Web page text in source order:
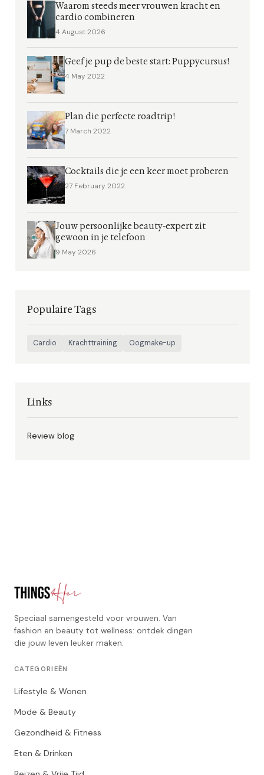
Waarom steeds meer vrouwen kracht en
cardio combineren
4 August 2026
Geef je pup de beste start: Puppycursus!
4 May 2022
Plan die perfecte roadtrip!
7 March 2022
Cocktails die je een keer moet proberen
27 February 2022
Jouw persoonlijke beauty-expert zit
gewoon in je telefoon
9 May 2026
Populaire Tags
Cardio Krachttraining Oogmake-up
Links
Review blog
Speciaal samengesteld voor vrouwen. Van
fashion en beauty tot wellness: ontdek dingen
die jouw leven leuker maken.
CATEGORIEËN
Lifestyle & Wonen
Mode & Beauty
Gezondheid & Fitness
Eten & Drinken